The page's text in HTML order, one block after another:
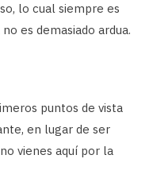
lo cual siempre es
es demasiado ardua.
puntos de vista
en lugar de ser
vienes aquí por la